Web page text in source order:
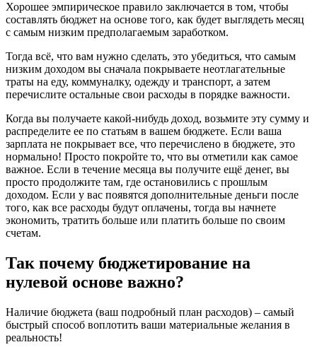
Хорошее эмпирическое правило заключается в том, чтобы
составлять бюджет на основе того, как будет выглядеть месяц
с самым низким предполагаемым заработком.
Тогда всё, что вам нужно сделать, это убедиться, что самым
низким доходом вы сначала покрываете неотлагательные
траты на еду, коммуналку, одежду и транспорт, а затем
перечислите остальные свои расходы в порядке важности.
Когда вы получаете какой-нибудь доход, возьмите эту сумму и
распределите ее по статьям в вашем бюджете. Если ваша
зарплата не покрывает все, что перечислено в бюджете, это
нормально! Просто покройте то, что вы отметили как самое
важное. Если в течение месяца вы получите ещё денег, вы
просто продолжите там, где остановились с прошлым
доходом. Если у вас появятся дополнительные деньги после
того, как все расходы будут оплачены, тогда вы начнете
экономить, тратить больше или платить больше по своим
счетам.
Так почему бюджетирование на
нулевой основе важно?
Наличие бюджета (ваш подробный план расходов) – самый
быстрый способ воплотить ваши материальные желания в
реальность!